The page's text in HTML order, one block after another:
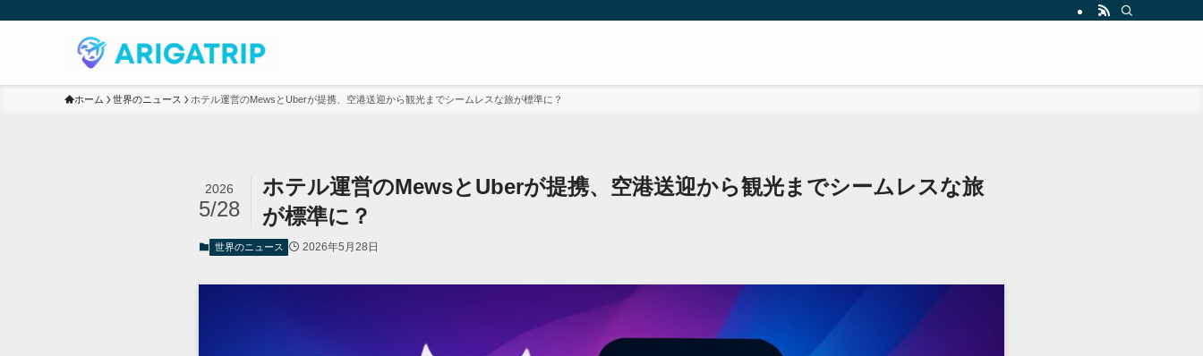
ホーム 世界のニュース ホテル運営のMewsとUberが提携、空港送迎から観光までシームレスな旅が標準に？
ホテル運営のMewsとUberが提携、空港送迎から観光までシームレスな旅
が標準に？
2026
5/28
世界のニュース 2026年5月28日